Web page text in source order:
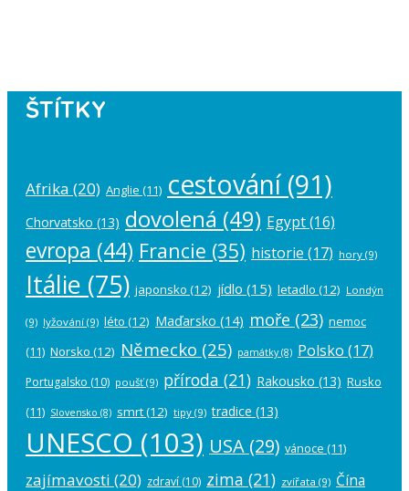
ŠTÍTKY
Afrika (20) Anglie (11) cestování(91)
Chorvatsko (13) dovolená (49) Egypt(16)
evropa (44) Francie (35) historie (17) hory (9)
Itálie (75) japonsko (12) jídlo (15) letadlo (12) Londýn
(9) lyžování (9) léto (12) Maďarsko (14) moře (23) nemoc
(11) Norsko (12) Německo (25) památky(8) Polsko (17)
Portugalsko (10) poušť(9) příroda (21) Rakousko (13) Rusko
(11) Slovensko (8) smrt(12) tipy (9) tradice (13)
UNESCO (103) USA (29) vánoce (11)
zajímavosti (20) zdraví (10) zima (21) zvířata (9) Čína